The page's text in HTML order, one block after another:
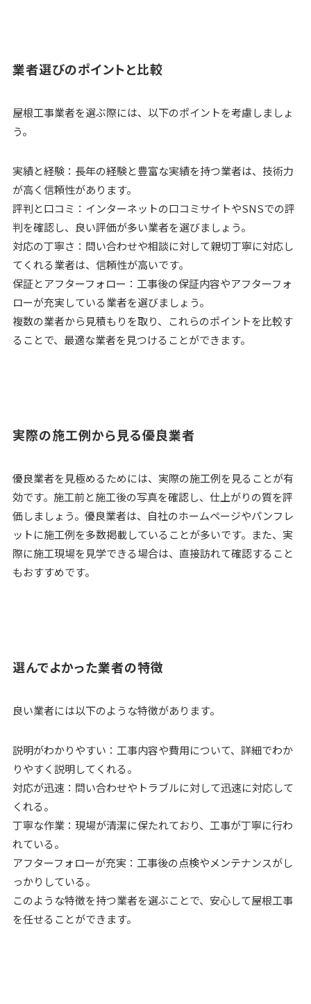
業者選びのポイントと比較
屋根工事業者を選ぶ際には、以下のポイントを考慮しましょ
う。
実績と経験：長年の経験と豊富な実績を持つ業者は、技術力
が高く信頼性があります。
評判と口コミ：インターネットの口コミサイトやSNSでの評
判を確認し、良い評価が多い業者を選びましょう。
対応の丁寧さ：問い合わせや相談に対して親切丁寧に対応し
てくれる業者は、信頼性が高いです。
保証とアフターフォロー：工事後の保証内容やアフターフォ
ローが充実している業者を選びましょう。
複数の業者から見積もりを取り、これらのポイントを比較す
ることで、最適な業者を見つけることができます。
実際の施工例から見る優良業者
優良業者を見極めるためには、実際の施工例を見ることが有
効です。施工前と施工後の写真を確認し、仕上がりの質を評
価しましょう。優良業者は、自社のホームページやパンフレ
ットに施工例を多数掲載していることが多いです。また、実
際に施工現場を見学できる場合は、直接訪れて確認すること
もおすすめです。
選んでよかった業者の特徴
良い業者には以下のような特徴があります。
説明がわかりやすい：工事内容や費用について、詳細でわか
りやすく説明してくれる。
対応が迅速：問い合わせやトラブルに対して迅速に対応して
くれる。
丁寧な作業：現場が清潔に保たれており、工事が丁寧に行わ
れている。
アフターフォローが充実：工事後の点検やメンテナンスがし
っかりしている。
このような特徴を持つ業者を選ぶことで、安心して屋根工事
を任せることができます。